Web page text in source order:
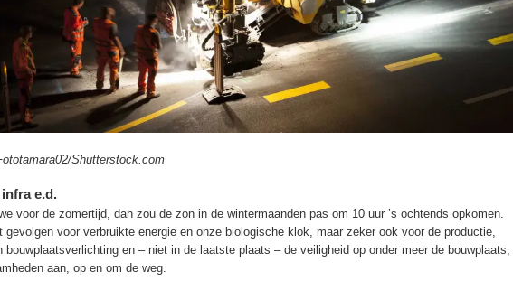
Shutterstock.com
e.d.
voor de zomertijd, dan zou de zon in de wintermaanden pas om 10 uur ’s ochtends opkomen.
gevolgen voor verbruikte energie en onze biologische klok, maar zeker ook voor de productie,
bouwplaatsverlichting en – niet in de laatste plaats – de veiligheid op onder meer de bouwplaats,
aan, op en om de weg.